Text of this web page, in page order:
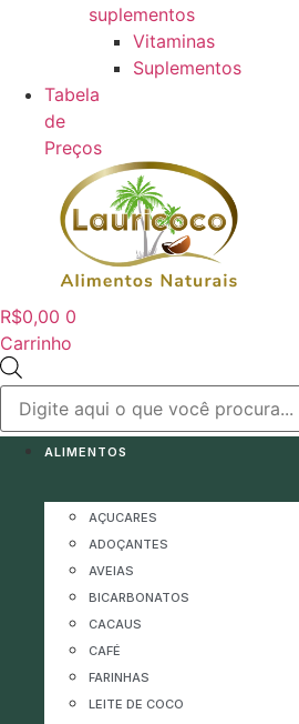
suplementos
Vitaminas
Suplementos
Tabela
de
Preços
R$0,00 0
Carrinho
produtos
ALIMENTOS
AÇUCARES
ADOÇANTES
AVEIAS
BICARBONATOS
CACAUS
CAFÉ
FARINHAS
LEITE DE COCO